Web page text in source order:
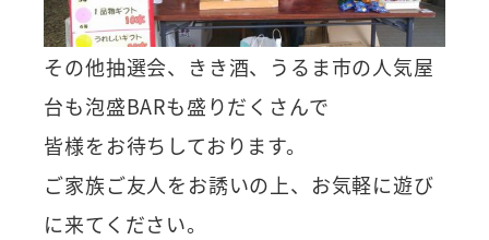
その他抽選会、きき酒、うるま市の人気屋
台も泡盛BARも盛りだくさんで
皆様をお待ちしております。
ご家族ご友人をお誘いの上、お気軽に遊び
に来てください。